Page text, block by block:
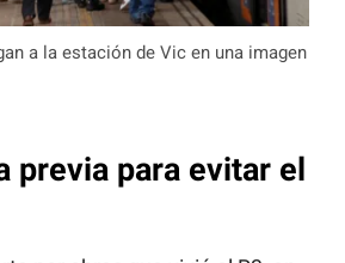
a la estación de Vic en una imagen
previa para evitar el